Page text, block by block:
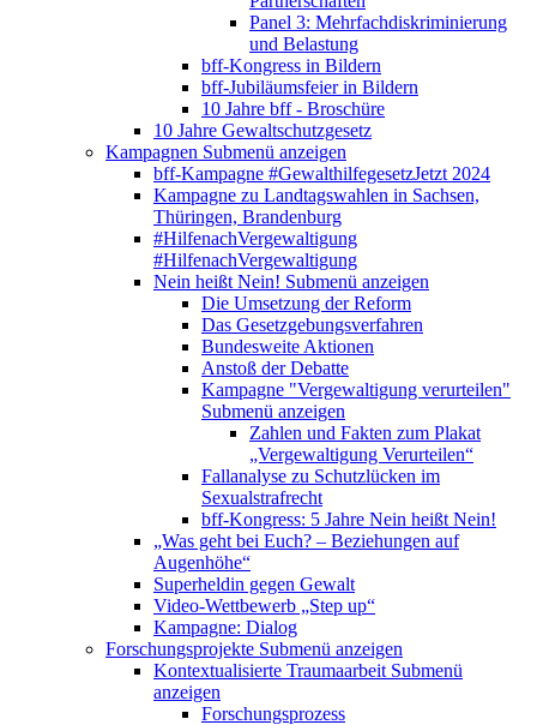
Panel 3: Mehrfachdiskriminierung
und Belastung
bff-Kongress in Bildern
bff-Jubiläumsfeier in Bildern
10 Jahre bff - Broschüre
10 Jahre Gewaltschutzgesetz
Kampagnen Submenü anzeigen
bff-Kampagne #GewalthilfegesetzJetzt 2024
Kampagne zu Landtagswahlen in Sachsen,
Thüringen, Brandenburg
#HilfenachVergewaltigung
#HilfenachVergewaltigung
Nein heißt Nein! Submenü anzeigen
Die Umsetzung der Reform
Das Gesetzgebungsverfahren
Bundesweite Aktionen
Anstoß der Debatte
Kampagne "Vergewaltigung verurteilen"
Submenü anzeigen
Zahlen und Fakten zum Plakat
„Vergewaltigung Verurteilen“
Fallanalyse zu Schutzlücken im
Sexualstrafrecht
bff-Kongress: 5 Jahre Nein heißt Nein!
„Was geht bei Euch? – Beziehungen auf
Augenhöhe“
Superheldin gegen Gewalt
Video-Wettbewerb „Step up“
Kampagne: Dialog
Forschungsprojekte Submenü anzeigen
Kontextualisierte Traumaarbeit Submenü
anzeigen
Forschungsprozess